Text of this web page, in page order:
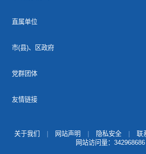
直属单位
市(县)、区政府
党群团体
友情链接
关于我们 网站声明 隐私安全 联
网站访问量： 342968686